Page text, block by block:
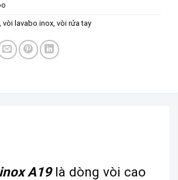
, vòi lavabo inox, vòi rửa tay
A19là dòng vòi cao